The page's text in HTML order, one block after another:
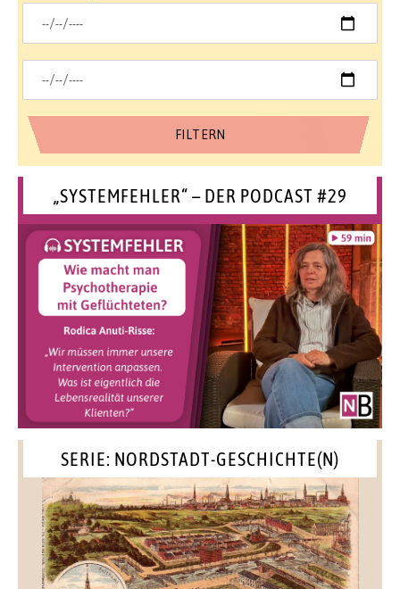
„SYSTEMFEHLER“ – DER PODCAST #29
SERIE: NORDSTADT-GESCHICHTE(N)